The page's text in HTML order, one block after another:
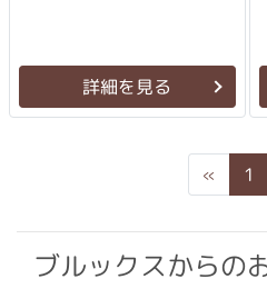
詳細を見る
« 1
ブルックスからの